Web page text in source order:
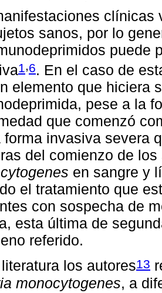
clínicas
sanos, por lo
puede
1,6. En el caso de
elemento que hiciera
pese a la
que comenzó
forma invasiva severa
del comienzo de
en sangre y
el tratamiento que
con sospecha de
esta última de
referido.
los autores13
monocytogenes, a